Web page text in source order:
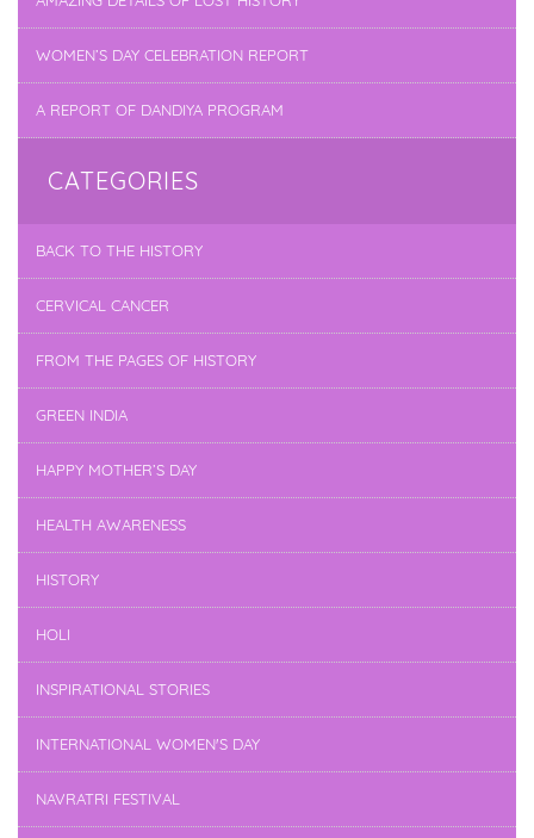
WOMEN’S DAY CELEBRATION REPORT
A REPORT OF DANDIYA PROGRAM
CATEGORIES
BACK TO THE HISTORY
CERVICAL CANCER
FROM THE PAGES OF HISTORY
GREEN INDIA
HAPPY MOTHER’S DAY
HEALTH AWARENESS
HISTORY
HOLI
INSPIRATIONAL STORIES
INTERNATIONAL WOMEN'S DAY
NAVRATRI FESTIVAL